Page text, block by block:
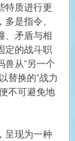
特质进行更
是指令、
、矛盾与相
定的战斗职
兽从“另一个
替换的“战力
不可避免地
呈现为一种